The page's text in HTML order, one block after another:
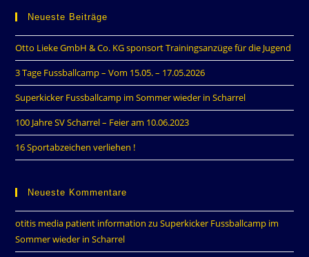
Neueste Beiträge
Otto Lieke GmbH & Co. KG sponsort Trainingsanzüge für die Jugend
3 Tage Fussballcamp – Vom 15.05. – 17.05.2026
Superkicker Fussballcamp im Sommer wieder in Scharrel
100 Jahre SV Scharrel – Feier am 10.06.2023
16 Sportabzeichen verliehen !
Neueste Kommentare
otitis media patient information zuSuperkicker Fussballcamp im
Sommer wieder in Scharrel